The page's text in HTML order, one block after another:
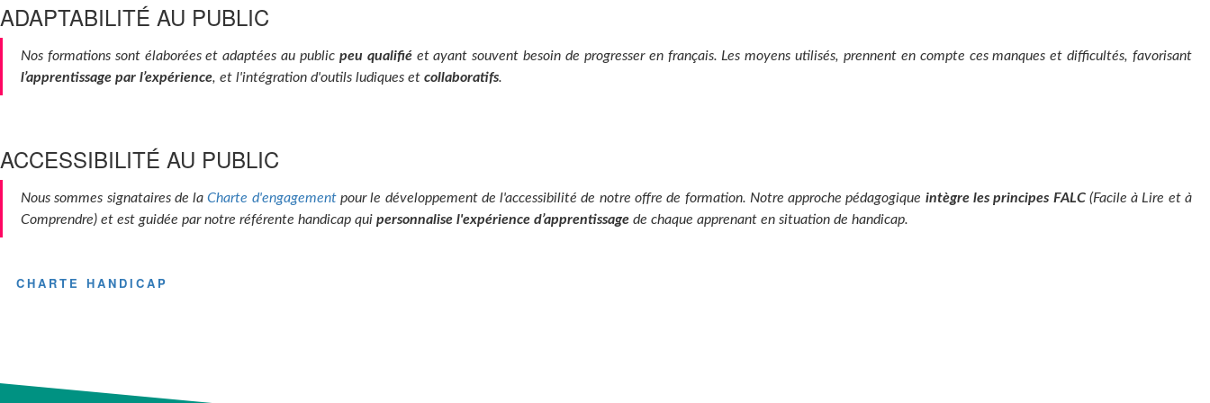
ADAPTABILITÉ AU PUBLIC
Nos formations sont élaborées et adaptées au public peu qualifié et ayant souvent besoin de progresser en français. Les moyens utilisés, prennent en compte ces manques et difficultés, favorisant
l’apprentissage par l’expérience, et l'intégration d'outils ludiques et collaboratifs.
ACCESSIBILITÉ AU PUBLIC
Nous sommes signataires de laCharte d'engagementpour le développement de l'accessibilité de notre offre de formation. Notre approche pédagogique intègre les principes FALC(Facile à Lire et à
Comprendre) et est guidée par notre référente handicap qui personnalise l'expérience d’apprentissage de chaque apprenant en situation de handicap.
CHARTE HANDICAP